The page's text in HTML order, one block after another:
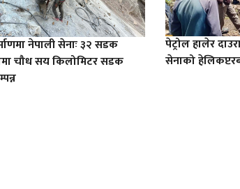
नेपाली सेनाः ३२ सडक
चौध सय किलोमिटर सडक
पेट्रोल हालेर
सेनाको